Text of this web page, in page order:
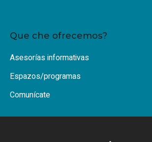
Que che ofrecemos?
Asesorías informativas
Espazos/programas
Comunícate